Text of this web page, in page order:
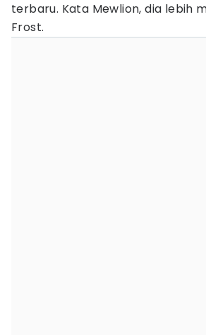
terbaru. Kata Mewlion, dia lebih
Frost.